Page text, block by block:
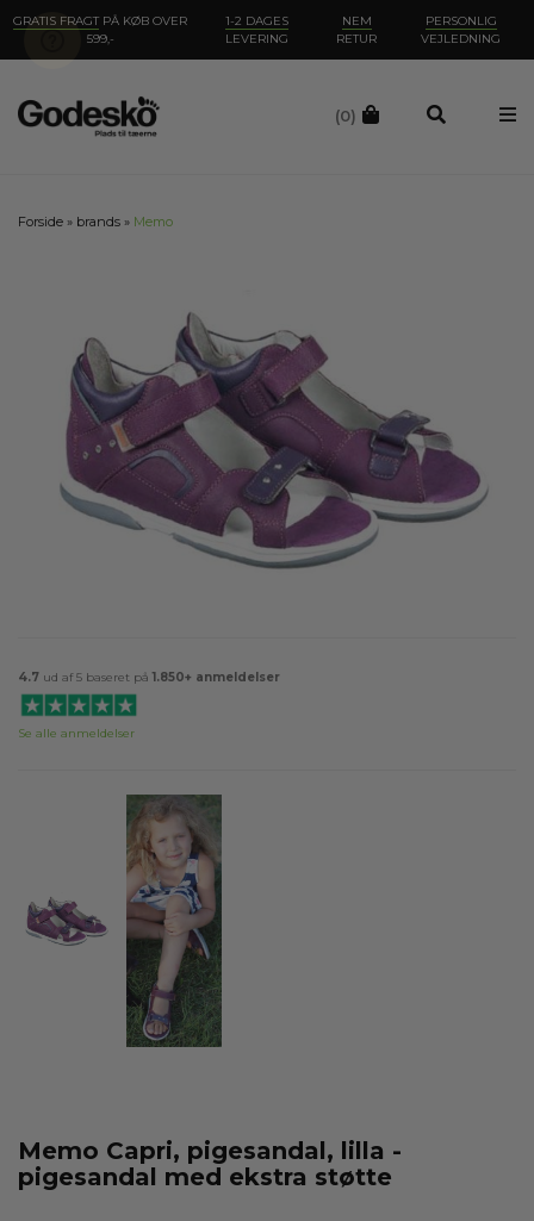
GRATIS FRAGT PÅ KØB OVER
599,-
1-2 DAGES
LEVERING
NEM
RETUR
PERSONLIG
VEJLEDNING
(0)
Forside » brands » Memo
4.7 ud af 5 baseret på1.850+ anmeldelser
Se alle anmeldelser
Memo Capri, pigesandal, lilla -
pigesandal med ekstra støtte